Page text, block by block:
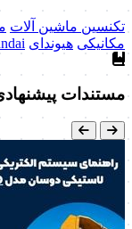
تکنسین ماشین آلات
مکانیکی هیوندای
مستندات